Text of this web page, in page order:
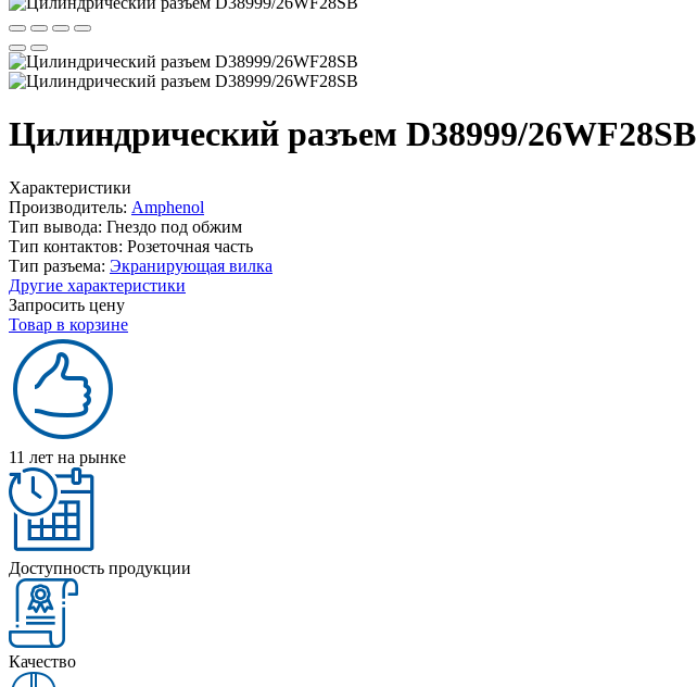
Цилиндрический разъем D38999/26WF28SB
Характеристики
Производитель: Amphenol
Тип вывода: Гнездо под обжим
Тип контактов: Розеточная часть
Тип разъема: Экранирующая вилка
Другие характеристики
Запросить цену
Товар в корзине
11 лет на рынке
Доступность продукции
Качество